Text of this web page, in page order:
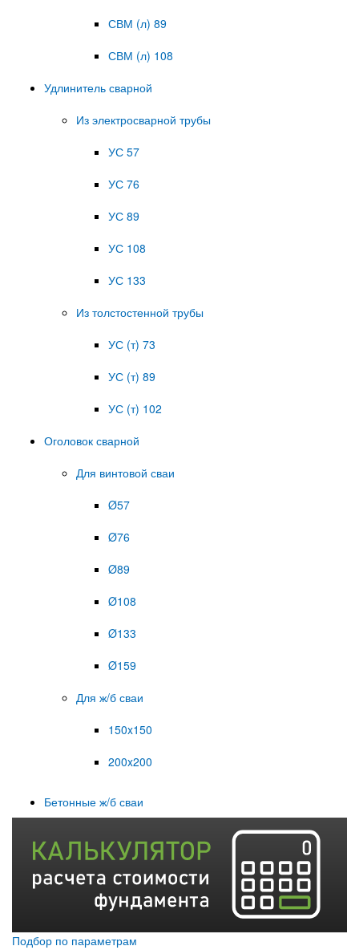
СВМ (л) 89
СВМ (л) 108
Удлинитель сварной
Из электросварной трубы
УС 57
УС 76
УС 89
УС 108
УС 133
Из толстостенной трубы
УС (т) 73
УС (т) 89
УС (т) 102
Оголовок сварной
Для винтовой сваи
Ø57
Ø76
Ø89
Ø108
Ø133
Ø159
Для ж/б сваи
150x150
200x200
Бетонные ж/б сваи
Подбор по параметрам